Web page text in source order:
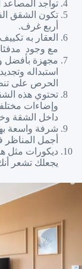
تواجد المصاعد
تكون الشقق
أربع غرف.
العقار به
مع وجود
مجهزة بأفضل
استبداله
الحرص على
تحتوي هذه
وإضاءات
داخل الشقة
شرفة واسعة
أجمل المناظر
ديكورات مثل
يجعلك تشعر